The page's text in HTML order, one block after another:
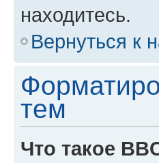
находитесь.
Вернуться к
тем
Что такое